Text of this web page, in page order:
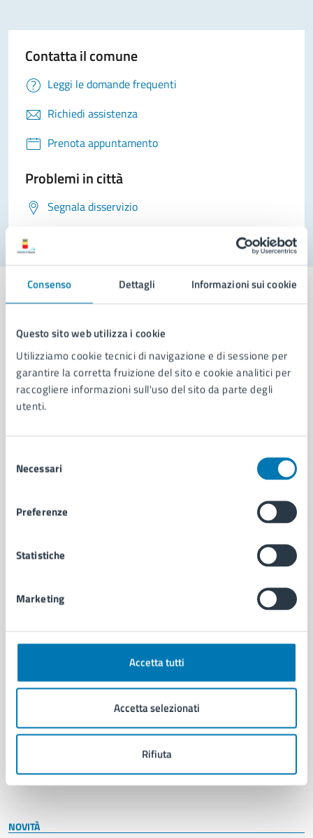
Consenso Dettagli Informazioni sui cookie
Questo sito web utilizza i cookie
Utilizziamo cookie tecnici di navigazione e di sessione per
garantire la corretta fruizione del sito e cookie analitici per
raccogliere informazioni sull'uso del sito da parte degli
utenti.
delNecessari
Preferenze
Statistiche
Marketing
Accetta tutti
Accetta selezionati
Rifiuta
Contatta il comune
Leggi le domande frequenti
Richiedi assistenza
Prenota appuntamento
Problemi in città
Segnala disservizio
Comune di Napoli
AMMINISTRAZIONE
Aree amministrative
Enti e fondazioni
Personale amministrativo
Autorizzazioni
Documenti e certificati
Educazione e formazione
Giustizia e sicurezza pubblica
Imprese e commercio
Vita lavorativa
NOVITÀ